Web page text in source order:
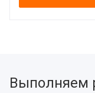
Выполняем